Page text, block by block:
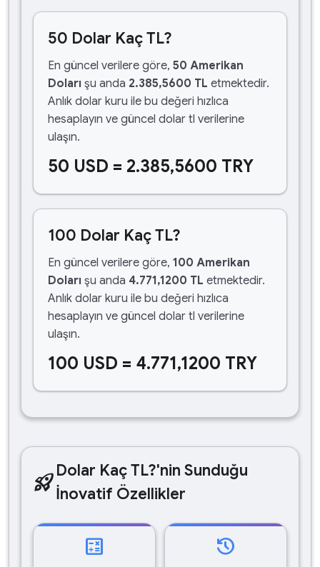
50 Dolar Kaç TL?
En güncel verilere göre, 50 Amerikan
Doları şu anda 2.385,5600 TL etmektedir.
Anlık dolar kuru ile bu değeri hızlıca
hesaplayın ve güncel dolar tl verilerine
ulaşın.
50 USD = 2.385,5600 TRY
100 Dolar Kaç TL?
En güncel verilere göre, 100 Amerikan
Doları şu anda 4.771,1200 TL etmektedir.
Anlık dolar kuru ile bu değeri hızlıca
hesaplayın ve güncel dolar tl verilerine
ulaşın.
100 USD = 4.771,1200 TRY
rocket_launchDolar Kaç TL?'nin Sunduğu
İnovatif Özellikler
calculate history